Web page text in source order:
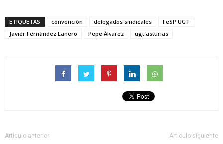
ETIQUETAS convención delegados sindicales
FeSP UGT
Javier Fernández Lanero
Pepe Álvarez ugt asturias
Artículo anterior Artículo siguiente